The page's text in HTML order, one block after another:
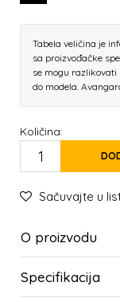
Tabela veličina je
sa proizvođačke
se mogu
do modela.
Količina:
Sačuvajte u
O proizvodu
Specifikacija